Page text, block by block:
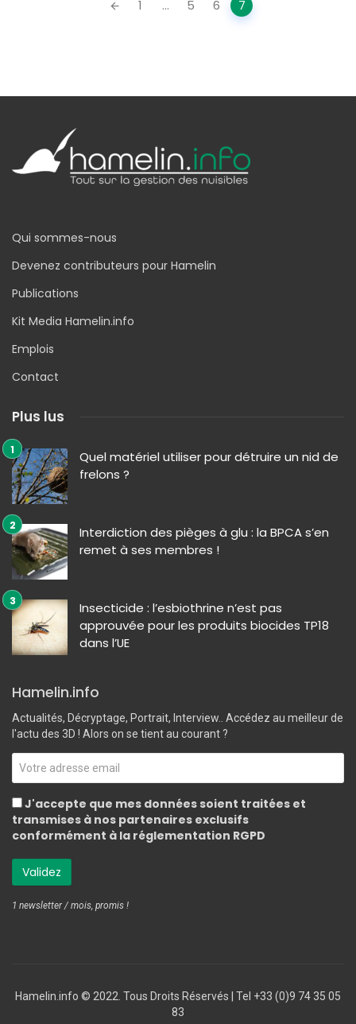
1 ... 5 6 7
Qui sommes-nous
Devenez contributeurs pour Hamelin
Publications
Kit Media Hamelin.info
Emplois
Contact
Plus lus
Quel matériel utiliser pour détruire un nid de
frelons ?
Interdiction des pièges à glu : la BPCA s’en
remet à ses membres !
Insecticide : l’esbiothrine n’est pas
approuvée pour les produits biocides TP18
dans l’UE
Hamelin.info
Actualités, Décryptage, Portrait, Interview.. Accédez au meilleur de
l'actu des 3D ! Alors on se tient au courant ?
J'accepte que mes données soient traitées et
transmises à nos partenaires exclusifs
conformément à la réglementation RGPD
1 newsletter / mois, promis !
Hamelin.info © 2022. Tous Droits Réservés ‎| Tel +33 (0)9 74 35 05
83